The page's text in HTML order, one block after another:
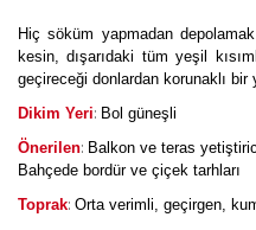
Hiç söküm yapmadan
kesin, dışarıdaki tüm yeşil
geçireceği donlardan korunaklı bir
Dikim Yeri: Bol güneşli
Önerilen: Balkon ve teras
Bahçede bordür ve çiçek tarhları
Toprak: Orta verimli, geçirgen,